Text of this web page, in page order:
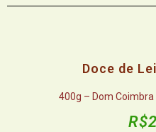
Doce de
400g – Dom